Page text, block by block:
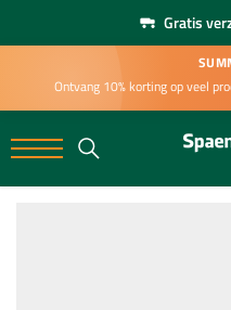
Gratis
Ontvang 10% korting op veel